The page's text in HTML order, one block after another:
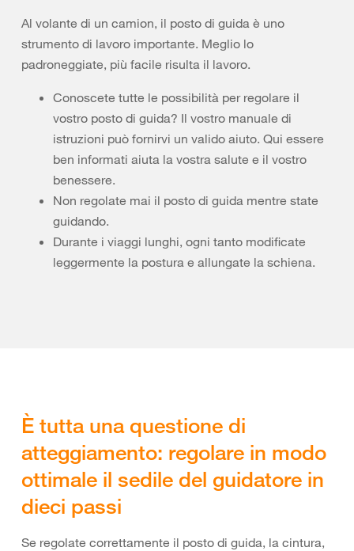
Al volante di un camion, il posto di guida è uno
strumento di lavoro importante. Meglio lo
padroneggiate, più facile risulta il lavoro.
Conoscete tutte le possibilità per regolare il
vostro posto di guida? Il vostro manuale di
istruzioni può fornirvi un valido aiuto. Qui essere
ben informati aiuta la vostra salute e il vostro
benessere.
Non regolate mai il posto di guida mentre state
guidando.
Durante i viaggi lunghi, ogni tanto modificate
leggermente la postura e allungate la schiena.
È tutta una questione di
atteggiamento: regolare in modo
ottimale il sedile del guidatore in
dieci passi
Se regolate correttamente il posto di guida, la cintura,